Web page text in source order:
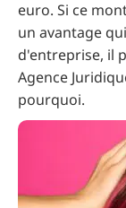
euro. Si ce
un avantage
d'entreprise, il
Agence
pourquoi.